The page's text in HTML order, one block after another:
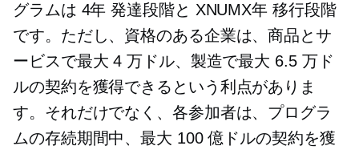
グラムは 4年 発達段階と XNUMX年 移行段階
です。ただし、資格のある企業は、商品とサ
ービスで最大 4 万ドル、製造で最大 6.5 万ド
ルの契約を獲得できるという利点がありま
す。それだけでなく、各参加者は、プログラ
ムの存続期間中、最大 100 億ドルの契約を獲